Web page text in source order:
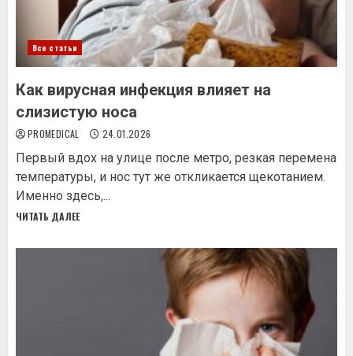
Все статьи
Как вирусная инфекция влияет на
слизистую носа
PROMEDICAL 24.01.2026
Первый вдох на улице после метро, резкая перемена
температуры, и нос тут же откликается щекотанием.
Именно здесь,...
ЧИТАТЬ ДАЛЕЕ